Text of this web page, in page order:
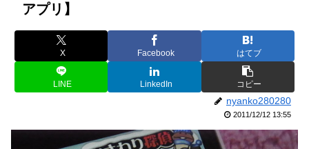
アプリ】
X Facebook はてブ
LINE LinkedIn コピー
nyanko280280
2011/12/12 13:55